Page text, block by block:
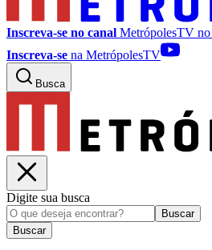
Inscreva-se no canal MetrópolesTV no
Inscreva-se na MetrópolesTV
Busca
Digite sua busca
Buscar
Buscar